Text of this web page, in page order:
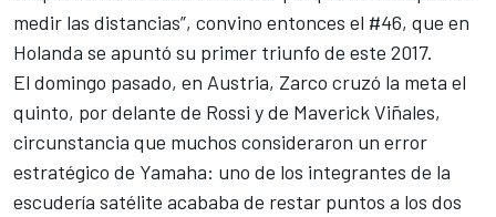
medir las distancias”, convino entonces el #46, que en
Holanda se apuntó su primer triunfo de este 2017.
El domingo pasado, en Austria, Zarco cruzó la meta el
quinto, por delante de Rossi y de MaverickViñales,
circunstancia que muchos consideraron un error
estratégico de Yamaha: uno de los integrantes de la
escudería satélite acababa de restar puntos a los dos